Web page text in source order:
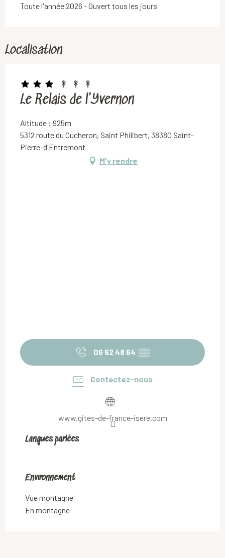
Toute l'année 2026 - Ouvert tous les jours
Localisation
Le Relais de l'Yvernon
Altitude : 925m
5312 route du Cucheron, Saint Philibert, 38380 Saint-
Pierre-d'Entremont
M'y rendre
06 62 48 64 ▒▒
Contactez-nous
www.gites-de-france-isere.com
Langues parlées
Langues parlées
Environnement
Environnement
Vue montagne
En montagne